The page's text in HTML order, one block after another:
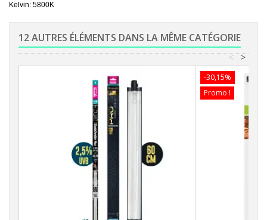
Kelvin: 5800K
12 AUTRES ÉLÉMENTS DANS LA MÊME CATÉGORIE
>
<
-30,15%
Promo !